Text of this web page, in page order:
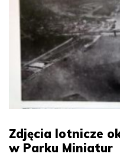
Zdjęcia lotnicze
w Parku Miniatur